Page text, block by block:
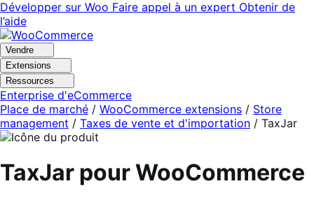
Aller
à
la
navigation
Aller
au
contenu
principal
Développer sur Woo Faire appel à un expert Obtenir de
l’aide
Vendre
Extensions
Ressources
Enterprise d'eCommerce
Place de marché / WooCommerce extensions / Store
management / Taxes de vente et d'importation / TaxJar
TaxJar pour WooCommerce